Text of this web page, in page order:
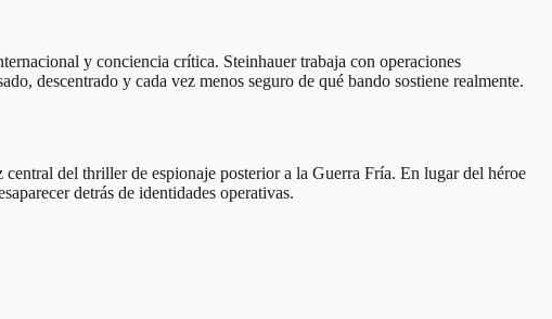
y conciencia crítica. Steinhauer trabaja con operaciones
descentrado y cada vez menos seguro de qué bando sostiene realmente.
del thriller de espionaje posterior a la Guerra Fría. En lugar del héroe
detrás de identidades operativas.